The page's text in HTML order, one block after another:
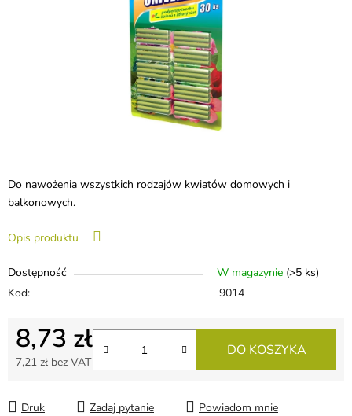
Do nawożenia wszystkich rodzajów kwiatów domowych i
balkonowych.
Opis produktu
Dostępność W magazynie (>5 ks)
Kod:
9014
8,73 zł
7,21 zł bez VAT
DO KOSZYKA
Druk Zadaj pytanie
Powiadom mnie